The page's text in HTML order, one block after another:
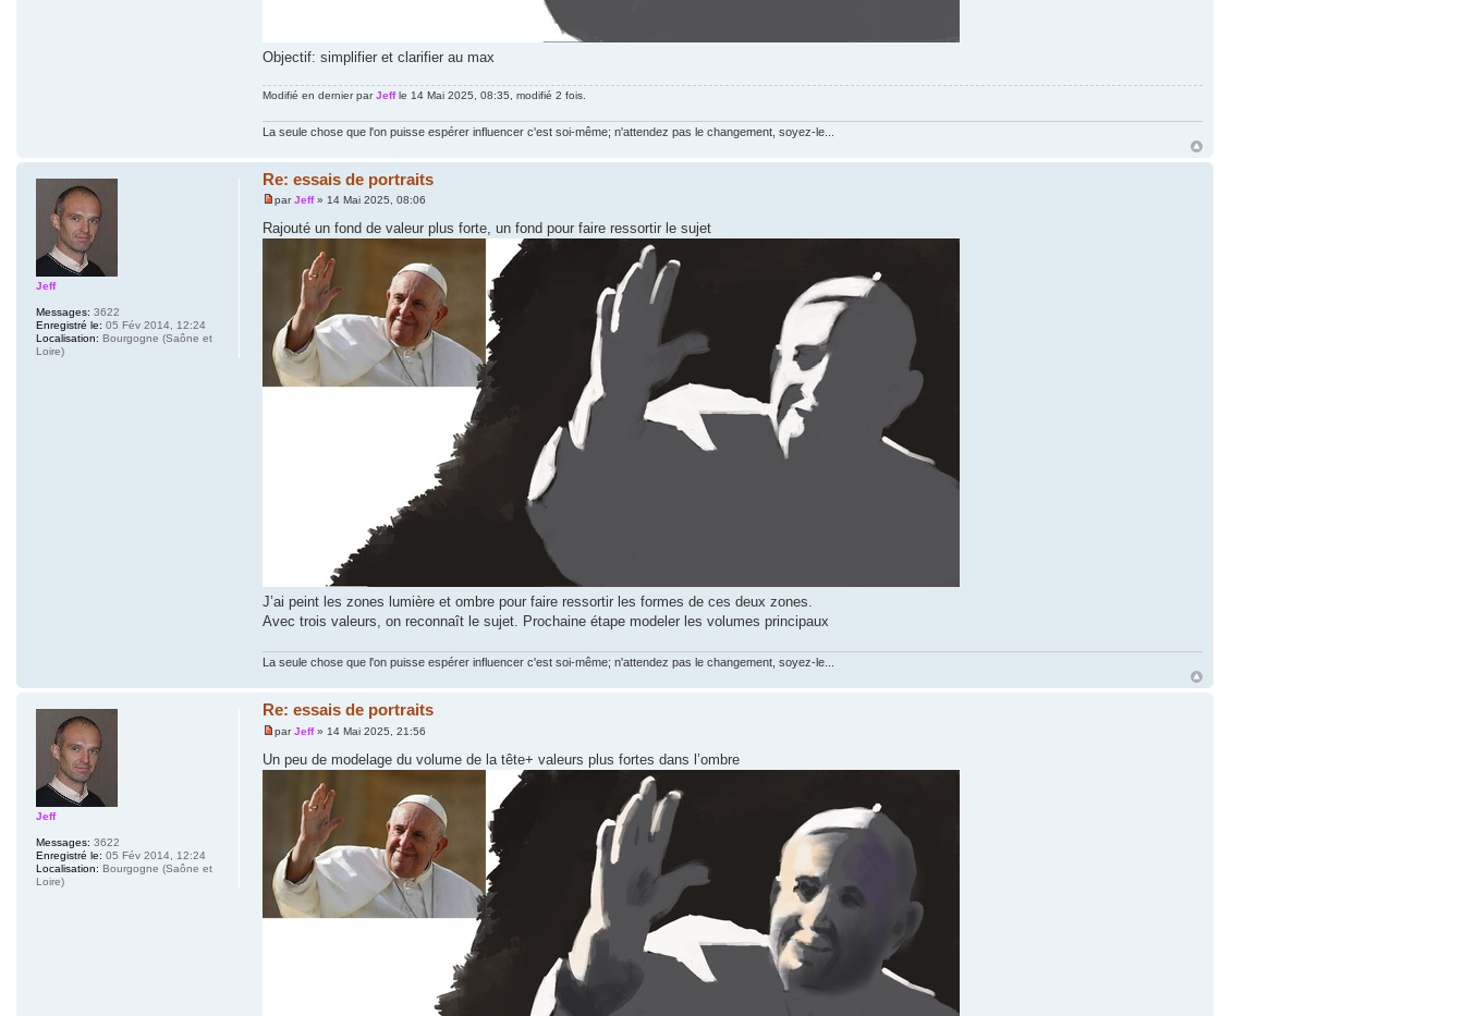
Objectif: simplifier et clarifier au max
Modifié en dernier parJeffle 14 Mai 2025, 08:35, modifié 2 fois.
La seule chose que l'on puisse espérer influencer c'est soi-même; n'attendez pas le changement, soyez-le...
Re: essais de portraits
parJeff» 14 Mai 2025, 08:06
Rajouté un fond de valeur plus forte, un fond pour faire ressortir le sujet
J’ai peint les zones lumière et ombre pour faire ressortir les formes de ces deux zones.
Avec trois valeurs, on reconnaît le sujet. Prochaine étape modeler les volumes principaux
La seule chose que l'on puisse espérer influencer c'est soi-même; n'attendez pas le changement, soyez-le...
Jeff
Messages: 3622
Enregistré le: 05 Fév 2014, 12:24
Localisation: Bourgogne (Saône et
Loire)
Re: essais de portraits
parJeff» 14 Mai 2025, 21:56
Un peu de modelage du volume de la tête+ valeurs plus fortes dans l’ombre
Jeff
Messages: 3622
Enregistré le: 05 Fév 2014, 12:24
Localisation: Bourgogne (Saône et
Loire)